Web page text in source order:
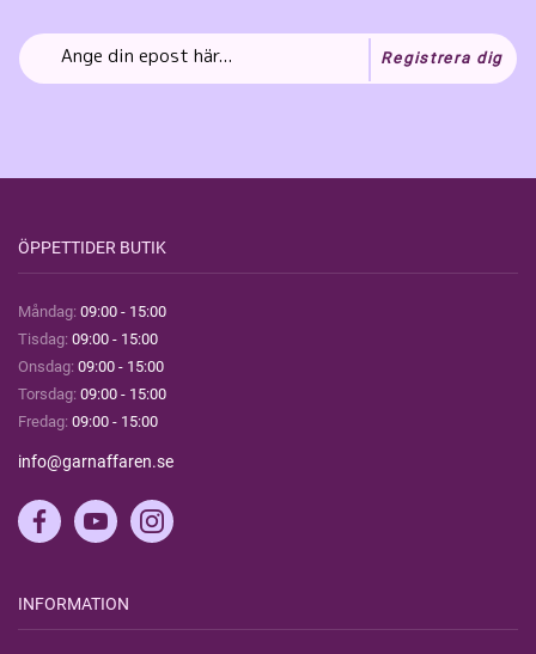
Registrera dig
ÖPPETTIDER BUTIK
Måndag: 09:00 - 15:00
Tisdag: 09:00 - 15:00
Onsdag: 09:00 - 15:00
Torsdag: 09:00 - 15:00
Fredag: 09:00 - 15:00
info@garnaffaren.se
INFORMATION